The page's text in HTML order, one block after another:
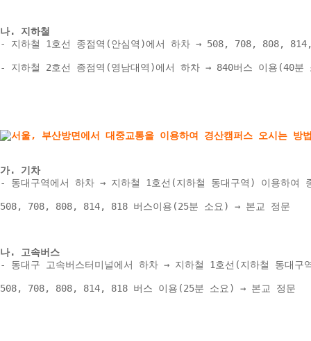
나. 지하철
- 지하철 1호선 종점역(안심역)에서 하차 → 508, 708, 808,
- 지하철 2호선 종점역(영남대역)에서 하차 → 840버스 이용(40
가. 기차
- 동대구역에서 하차 → 지하철 1호선(지하철 동대구역) 이용하
508, 708, 808, 814, 818 버스이용(25분 소요) → 본교 정문
나. 고속버스
- 동대구 고속버스터미널에서 하차 → 지하철 1호선(지하철 동대
508, 708, 808, 814, 818 버스 이용(25분 소요) → 본교 정문